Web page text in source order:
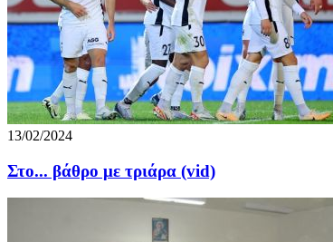
13/02/2024
Στο... βάθρο με τριάρα (vid)